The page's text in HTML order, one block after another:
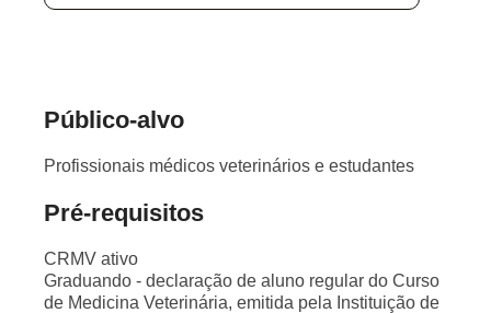
Público-alvo
Profissionais médicos veterinários e estudantes
Pré-requisitos
CRMV ativo
Graduando - declaração de aluno regular do Curso
de Medicina Veterinária, emitida pela Instituição de